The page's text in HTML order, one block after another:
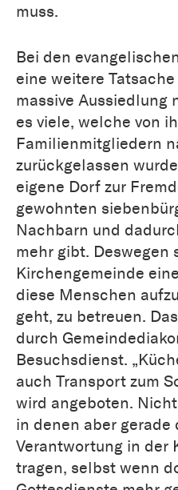
muss.
Bei den
eine weitere
massive Aussiedlung
es viele, welche von
Familienmitgliedern
zurückgelassen
eigene Dorf zur
gewohnten
Nachbarn und
mehr gibt. Deswegen
Kirchengemeinde
diese Menschen
geht, zu betreuen.
durch
Besuchsdienst.
auch Transport zum
wird angeboten.
in denen aber
Verantwortung in der
tragen, selbst wenn